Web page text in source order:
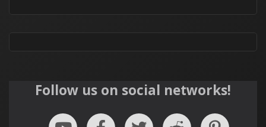
Follow us on social networks!